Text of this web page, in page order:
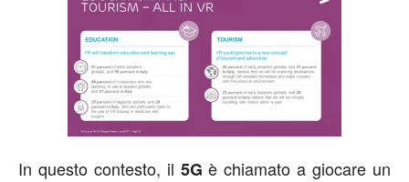
In questo contesto, il 5G è chiamato a giocare un